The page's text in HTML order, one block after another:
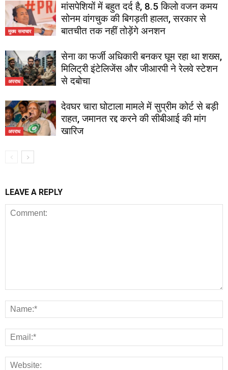
मुख्य समाचार
मांसपेशियों में बहुत दर्द है, 8.5 किलो वजन कमय
सोनम वांगचुक की बिगड़ती हालत, सरकार से
बातचीत तक नहीं तोड़ेंगे अनशन
अपराध
सेना का फर्जी अधिकारी बनकर घूम रहा था शख्स,
मिलिट्री इंटेलिजेंस और जीआरपी ने रेलवे स्टेशन
से दबोचा
अपराध
देवघर चारा घोटाला मामले में सुप्रीम कोर्ट से बड़ी
राहत, जमानत रद्द करने की सीबीआई की मांग
खारिज
LEAVE A REPLY